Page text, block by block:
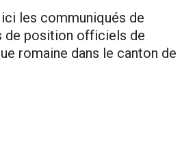
les communiqués de
de position officiels de
romaine dans le canton de